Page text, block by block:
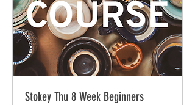
Stokey Thu 8 Week Beginners